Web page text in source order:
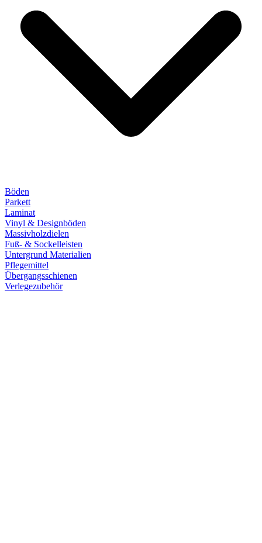
Böden
Parkett
Laminat
Vinyl & Designböden
Massivholzdielen
Fuß- & Sockelleisten
Untergrund Materialien
Pflegemittel
Übergangsschienen
Verlegezubehör